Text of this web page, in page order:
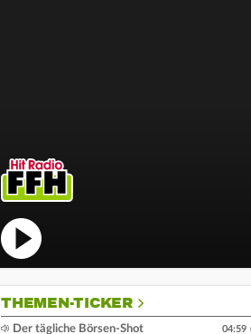
THEMEN-TICKER
Der tägliche Börsen-Shot
04:59